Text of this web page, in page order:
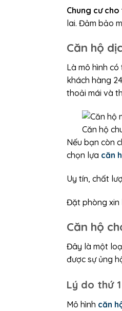
Chung cư
lai. Đảm bảo
Căn hộ
Là mô hình có
khách hàng
thoải mái và
Căn hộ
Nếu bạn còn
chọn lựa căn
Uy tín, chất
Đặt phòng xin
Căn hộ
Đây là một
được sự ủng
Lý do thứ 1
Mô hình căn